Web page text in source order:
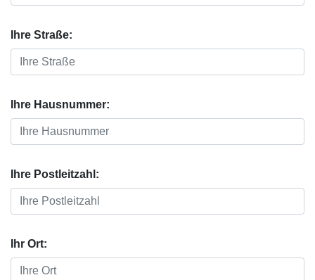
Ihre Straße:
Ihre Hausnummer:
Ihre Postleitzahl:
Ihr Ort: